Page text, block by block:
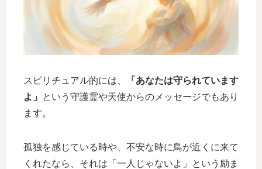
スピリチュアル的には、
「あなたは守られています
よ」
という守護霊や天使からのメッセージでもあり
ます。
孤独を感じている時や、不安な時に鳥が近くに来て
くれたなら、それは「一人じゃないよ」という励ま